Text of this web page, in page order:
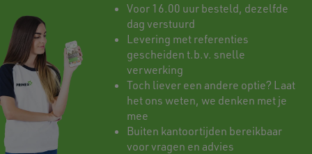
Voor 16.00 uur besteld, dezelfde
dag verstuurd
Levering met referenties
gescheiden t.b.v. snelle
verwerking
Toch liever een andere optie? Laat
het ons weten, we denken met je
mee
Buiten kantoortijden bereikbaar
voor vragen en advies